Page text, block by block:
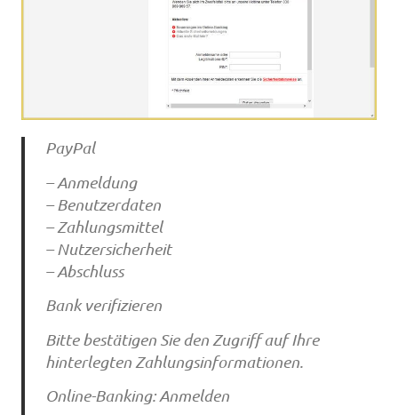
PayPal
– Anmeldung
– Benutzerdaten
– Zahlungsmittel
– Nutzersicherheit
– Abschluss
Bank verifizieren
Bitte bestätigen Sie den Zugriff auf Ihre
hinterlegten Zahlungsinformationen.
Online-Banking: Anmelden